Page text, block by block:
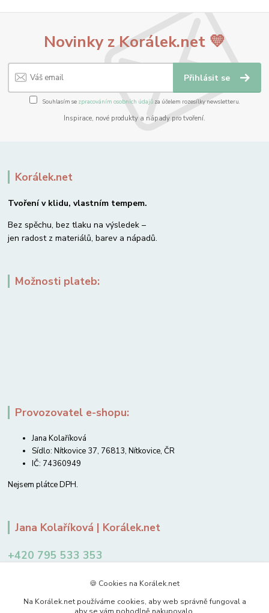
Novinky z Korálek.net 💛
Přihlásit se
Souhlasím se zpracováním osobních údajůza účelem rozesílky newsletteru.
Inspirace, nové produkty a nápady pro tvoření.
Korálek.net
Tvoření v klidu, vlastním tempem.
Bez spěchu, bez tlaku na výsledek –
jen radost z materiálů, barev a nápadů.
Možnosti plateb:
Provozovatel e-shopu:
Jana Kolaříková
Sídlo: Nítkovice 37, 76813, Nítkovice, ČR
IČ: 74360949
Nejsem plátce DPH.
Jana Kolaříková | Korálek.net
+420 795 533 353
🍪 Cookies na Korálek.net
Na Korálek.net používáme cookies, aby web správně fungoval a
aby se vám pohodlně nakupovalo.